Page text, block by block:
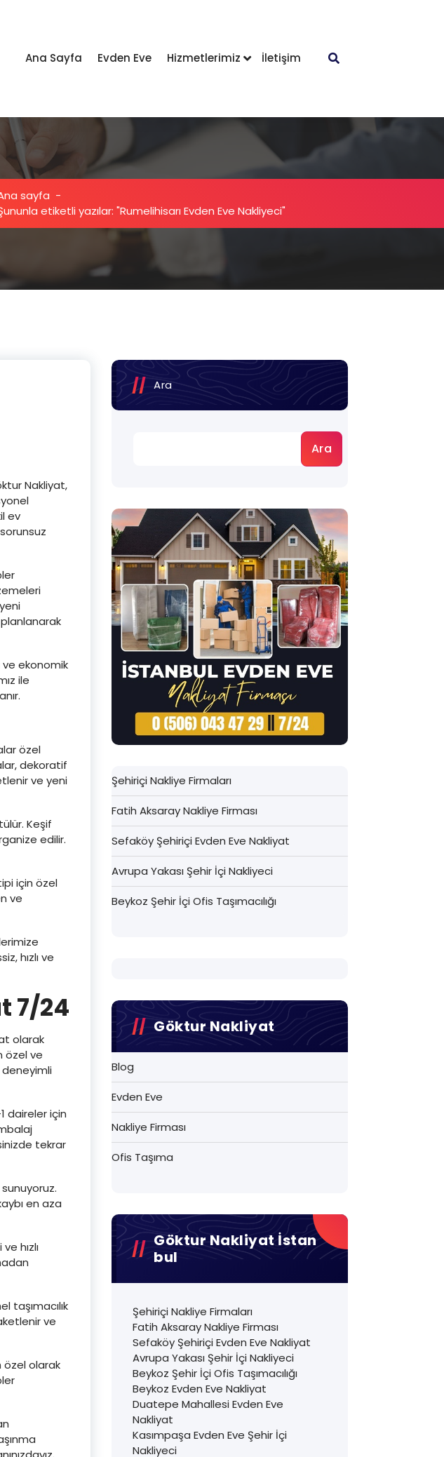
Ana Sayfa Evden Eve Hizmetlerimiz İletişim
sayfa -
etiketli yazılar: "Rumelihisarı Evden Eve Nakliyeci"
Nakliyat,
ev
ve ekonomik
ile
özel
dekoratif
ve yeni
Keşif
edilir.
için özel
ve
hızlı ve
7/24
olarak
özel ve
deneyimli
daireler için
tekrar
en aza
hızlı
taşımacılık
ve
özel olarak
Ara
Ara
Şehiriçi Nakliye Firmaları
Fatih Aksaray Nakliye Firması
Sefaköy Şehiriçi Evden Eve Nakliyat
Avrupa Yakası Şehir İçi Nakliyeci
Beykoz Şehir İçi Ofis Taşımacılığı
Göktur Nakliyat
Blog
Evden Eve
Nakliye Firması
Ofis Taşıma
Göktur Nakliyat İstan
Bul
Şehiriçi Nakliye Firmaları
Fatih Aksaray Nakliye Firması
Sefaköy Şehiriçi Evden Eve Nakliyat
Avrupa Yakası Şehir İçi Nakliyeci
Beykoz Şehir İçi Ofis Taşımacılığı
Beykoz Evden Eve Nakliyat
Duatepe Mahallesi Evden Eve
Nakliyat
Kasımpaşa Evden Eve Şehir İçi
Nakliyeci